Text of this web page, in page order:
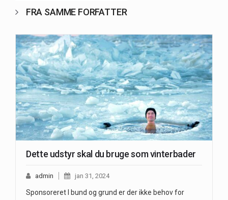
FRA SAMME FORFATTER
Dette udstyr skal du bruge som vinterbader
admin jan 31, 2024
Sponsoreret I bund og grund er der ikke behov for